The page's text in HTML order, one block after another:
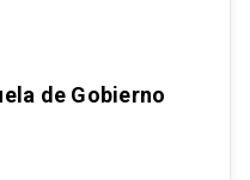
de Gobierno